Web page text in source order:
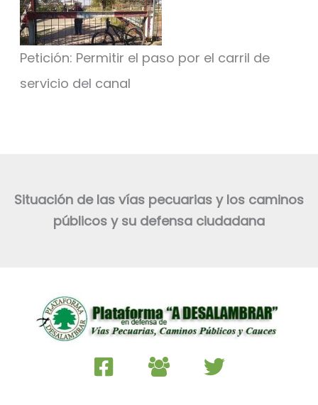
Petición: Permitir el paso por el carril de
servicio del canal
Situación de las vías pecuarias y los caminos
públicos y su defensa ciudadana